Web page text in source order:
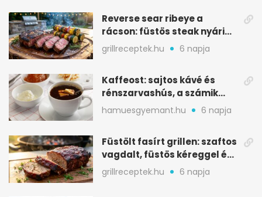
Reverse sear ribeye a
rácson: füstös steak nyári
tökkebabbal
grillreceptek.hu 6 napja
Kaffeost: sajtos kávé és
rénszarvashús, a számik
melegítő itala
hamuesgyemant.hu 6 napja
Füstölt fasírt grillen: szaftos
vagdalt, füstös kéreggel és
BBQ mázzal
grillreceptek.hu 6 napja